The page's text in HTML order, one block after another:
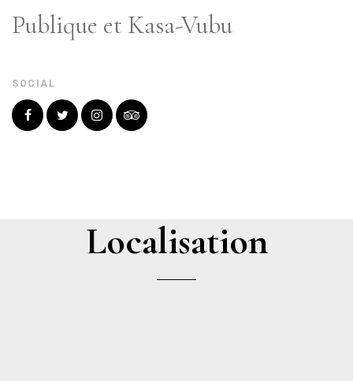
Publique et Kasa-Vubu
SOCIAL
Localisation